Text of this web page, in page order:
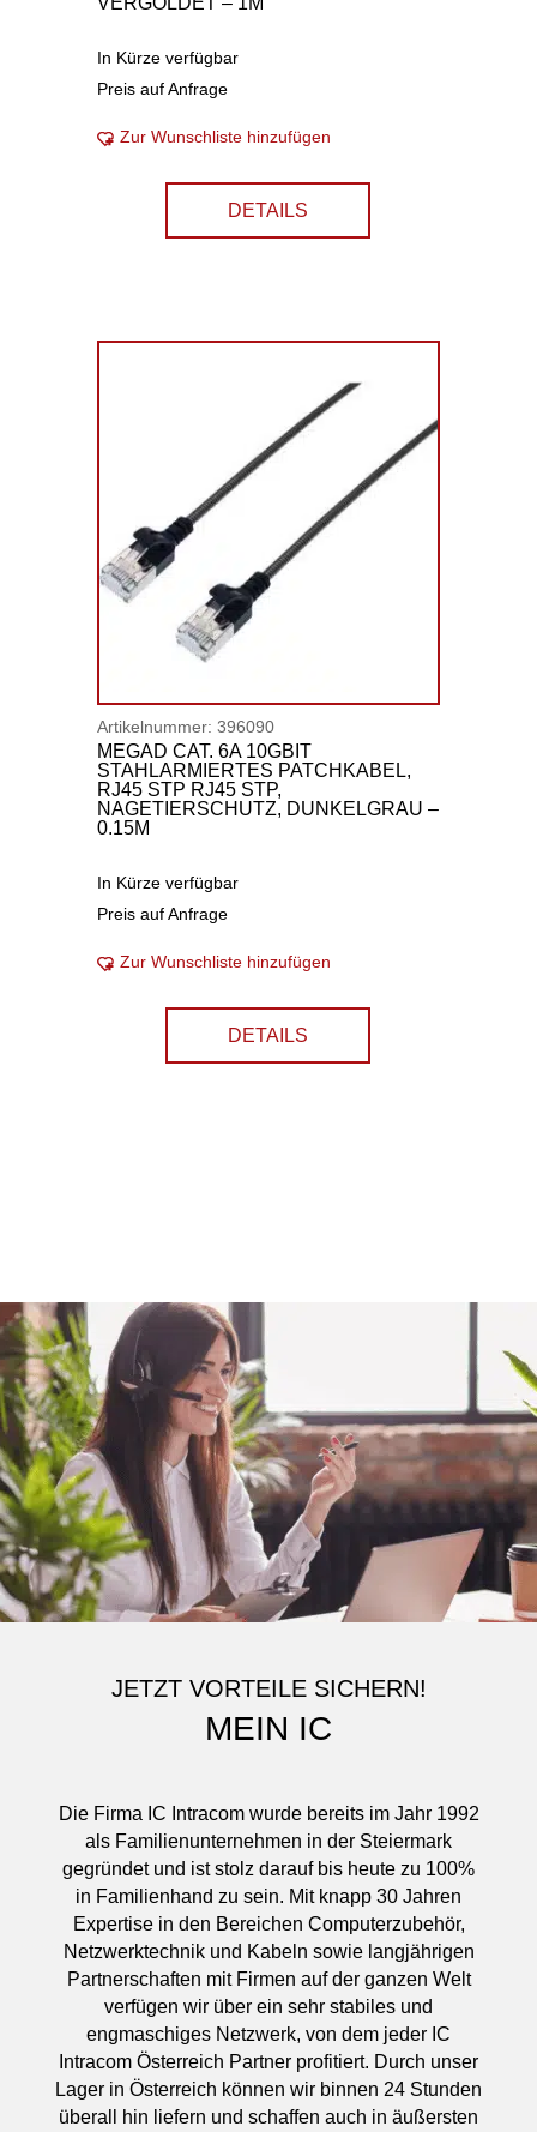
In Kürze verfügbar
Preis auf Anfrage
Zur Wunschliste hinzufügen
DETAILS
Artikelnummer: 396090
MEGAD CAT. 6A 10GBIT
STAHLARMIERTES PATCHKABEL,
RJ45 STP RJ45 STP,
NAGETIERSCHUTZ, DUNKELGRAU –
0.15M
In Kürze verfügbar
Preis auf Anfrage
Zur Wunschliste hinzufügen
DETAILS
JETZT VORTEILE SICHERN!
MEIN IC
Die Firma IC Intracom wurde bereits im Jahr 1992
als Familienunternehmen in der Steiermark
gegründet und ist stolz darauf bis heute zu 100%
in Familienhand zu sein. Mit knapp 30 Jahren
Expertise in den Bereichen Computerzubehör,
Netzwerktechnik und Kabeln sowie langjährigen
Partnerschaften mit Firmen auf der ganzen Welt
verfügen wir über ein sehr stabiles und
engmaschiges Netzwerk, von dem jeder IC
Intracom Österreich Partner profitiert. Durch unser
Lager in Österreich können wir binnen 24 Stunden
überall hin liefern und schaffen auch in äußersten